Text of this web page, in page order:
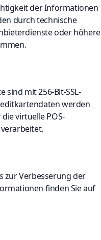
der Informationen
durch technische
oder höhere
sind mit 256-Bit-SSL-
werden
virtuelle POS-
zur Verbesserung der
finden Sie auf